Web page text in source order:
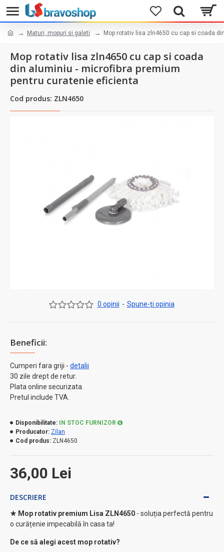
Maturi, mopuri si galeti Mop rotativ lisa zln4650 cu cap si coada
Mop rotativ lisa zln4650 cu cap si coada
din aluminiu - microfibra premium
pentru curatenie eficienta
Cod produs: ZLN4650
Beneficii:
Cumperi fara griji - detalii
30 zile drept de retur.
Plata online securizata.
Pretul include TVA.
0 opinii - Spune-ţi opinia
36,00 Lei
Disponibilitate:
IN STOC FURNIZOR
Producator: Zilan
Cod produs: ZLN4650
DESCRIERE
★ Mop rotativ premium Lisa ZLN4650 - soluția perfectă pentru
o curățenie impecabilă în casa ta!
De ce să alegi acest mop rotativ?